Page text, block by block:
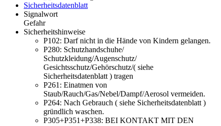
Sicherheitsdatenblatt
Signalwort
Gefahr
Sicherheitshinweise
P102: Darf nicht in die Hände von Kindern gelangen.
P280: Schutzhandschuhe/
Schutzkleidung/Augenschutz/
Gesichtsschutz/Gehörschutz/( siehe
Sicherheitsdatenblatt ) tragen
P261: Einatmen von
Staub/Rauch/Gas/Nebel/Dampf/Aerosol vermeiden.
P264: Nach Gebrauch ( siehe Sicherheitsdatenblatt )
gründlich waschen.
P305+P351+P338: BEI KONTAKT MIT DEN